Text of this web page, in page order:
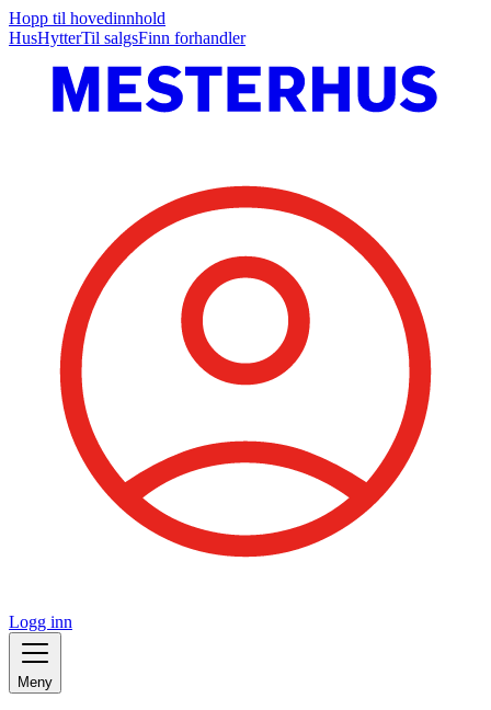
Hopp til hovedinnhold
HusHytterTil salgsFinn forhandler
Logg inn
Meny